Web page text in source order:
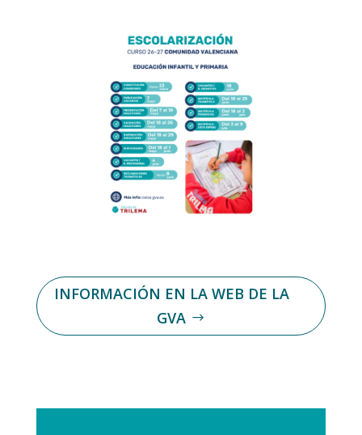
INFORMACIÓN EN LA WEB DE LA
GVA